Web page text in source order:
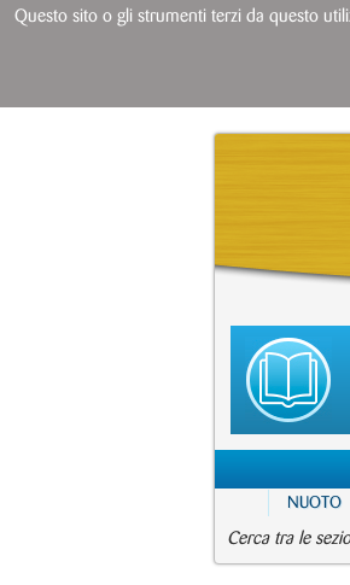
NUOTO
Cerca tra le
Questo sito o gli strumenti terzi da questo